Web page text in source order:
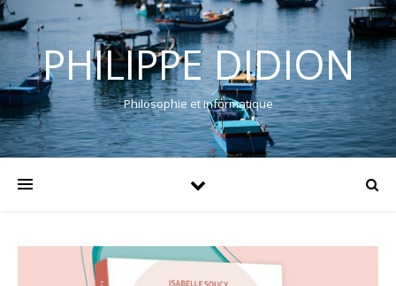
PHILIPPE DIDION
Philosophie et informatique